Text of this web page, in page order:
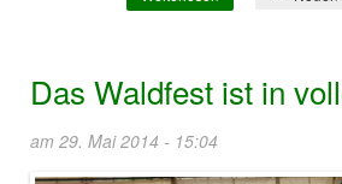
Das Waldfest ist in
am 29. Mai 2014 - 15:04